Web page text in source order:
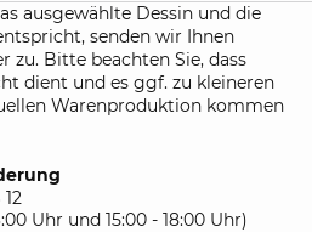
ausgewählte Dessin und die
senden wir Ihnen
zu. Bitte beachten Sie, dass
dient und es ggf. zu kleineren
Warenproduktion kommen
Uhr und 15:00 - 18:00 Uhr)